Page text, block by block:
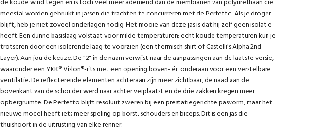
de koude wind tegen en is toch veel meer ademend dan de membranen van polyurethaan die
meestal worden gebruikt in jassen die trachten te concurreren met de Perfetto. Als je droger
blijft, heb je niet zoveel onderlagen nodig. Het mooie van deze jas is dat hij zelf geen isolatie
heeft. Een dunne basislaag volstaat voor milde temperaturen; echt koude temperaturen kun je
trotseren door een isolerende laag te voorzien (een thermisch shirt of Castelli's Alpha 2nd
Layer). Aan jou de keuze. De "2" in de naam verwijst naar de aanpassingen aan de laatste versie,
waaronder een YKK® Vislon®-rits met een opening boven- én onderaan voor een verstelbare
ventilatie. De reflecterende elementen achteraan zijn meer zichtbaar, de naad aan de
bovenkant van de schouder werd naar achter verplaatst en de drie zakken kregen meer
opbergruimte. De Perfetto blijft resoluut zweren bij een prestatiegerichte pasvorm, maar het
nieuwe model heeft iets meer speling op borst, schouders en biceps. Dit is een jas die
thuishoort in de uitrusting van elke renner.